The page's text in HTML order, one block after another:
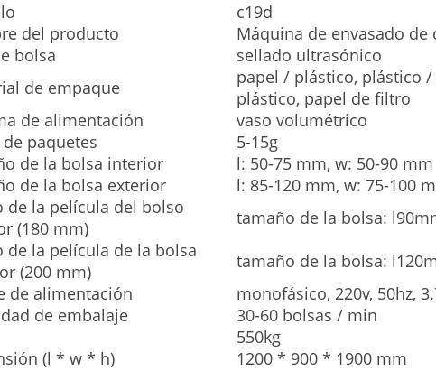
c19d
del producto
Máquina de envasado
bolsa
sellado ultrasónico
de empaque
papel / plástico, plástico
plástico, papel de filtro
de alimentación
vaso volumétrico
paquetes
5-15g
de la bolsa interior
l: 50-75 mm, w: 50-90 mm
de la bolsa exterior
l: 85-120 mm, w: 75-100
de la película del bolso
(180 mm)
tamaño de la bolsa:
de la película de la bolsa
(200 mm)
tamaño de la bolsa:
de alimentación
monofásico, 220v, 50hz,
de embalaje
30-60 bolsas / min
550kg
(l * w * h)
1200 * 900 * 1900 mm